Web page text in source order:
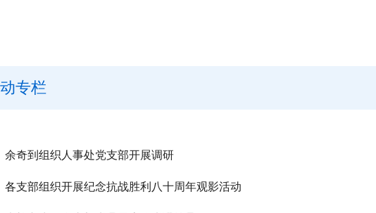
专栏
余奇到组织人事处党支部开展调研
各支部组织开展纪念抗战胜利八十周年观影活动